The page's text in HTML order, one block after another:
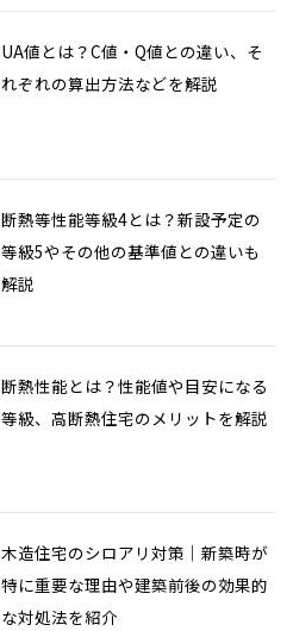
UA値とは？C値・Q値との違い、そ
れぞれの算出方法などを解説
断熱等性能等級4とは？新設予定の
等級5やその他の基準値との違いも
解説
断熱性能とは？性能値や目安になる
等級、高断熱住宅のメリットを解説
木造住宅のシロアリ対策｜新築時が
特に重要な理由や建築前後の効果的
な対処法を紹介